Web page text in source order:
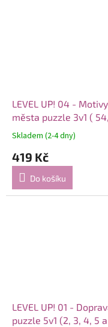
LEVEL UP! 04 - Motivy
města puzzle 3v1 ( 54,
a 88 dílků)
Skladem (2-4 dny)
419 Kč
Do košíku
LEVEL UP! 01 -
puzzle 5v1 (2, 3, 4, 5